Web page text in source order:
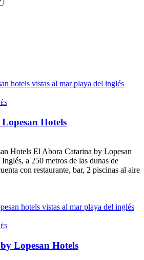
Hotels
Hotels El Abora Catarina by Lopesan
a 250 metros de las dunas de
con restaurante, bar, 2 piscinas al aire
Lopesan Hotels